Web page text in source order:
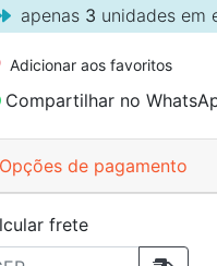
apenas 3 unidades em
Adicionar aos favoritos
Compartilhar no
Opções de pagamento
frete